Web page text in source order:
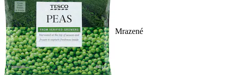
Mrazené